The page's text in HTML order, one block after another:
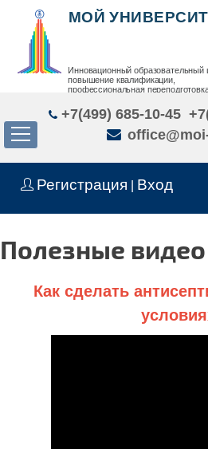
Регистрация Вход
МОЙ
Инновационный образовательный
повышение квалификации,
профессиональная
+7(499) 685-10-45
Полезные видео
Как сделать